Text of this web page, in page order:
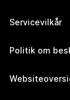
Servicevilkår
Politik om